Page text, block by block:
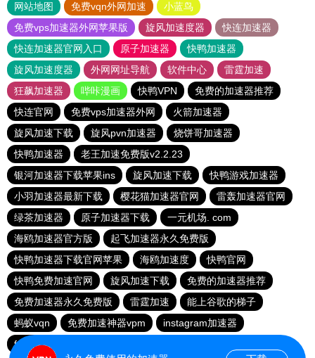
网站地图 免费vqn外网加速
小蓝鸟
免费vps加速器外网苹果版
旋风加速度器
快连加速器
快连加速器官网入口
原子加速器
快鸭加速器
旋风加速度器
外网网址导航 软件中心
雷霆加速
狂飙加速器
哔咔漫画 快鸭VPN
免费的加速器推荐
快连官网
免费vps加速器外网
火箭加速器
旋风加速下载
旋风pvn加速器
烧饼哥加速器
快鸭加速器
老王加速免费版v2.2.23
银河加速器下载苹果ins
旋风加速下载
快鸭游戏加速器
小羽加速器最新下载
樱花猫加速器官网
雷轰加速器官网
绿茶加速器
原子加速器下载
一元机场. com
海鸥加速器官方版
起飞加速器永久免费版
快鸭加速器下载官网苹果
海鸥加速度
快鸭官网
快鸭免费加速官网
旋风加速下载
免费的加速器推荐
免费加速器永久免费版
雷霆加速
能上谷歌的梯子
蚂蚁vqn
免费加速神器vpm
instagram加速器
fy66加速器